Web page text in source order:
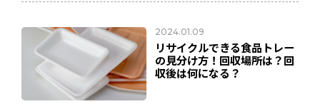
2024.01.09
リサイクルできる食品トレー
の見分け方！回収場所は？回
収後は何になる？